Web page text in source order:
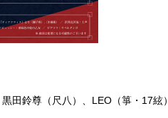
黒田鈴尊（尺八）、LEO（箏・17絃）